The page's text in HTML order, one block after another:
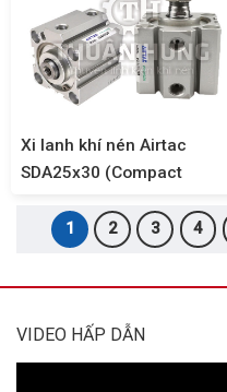
Xi lanh khí nén Airtac
SDA25x30 (Compact
1
2 3 4
VIDEO HẤP DẪN